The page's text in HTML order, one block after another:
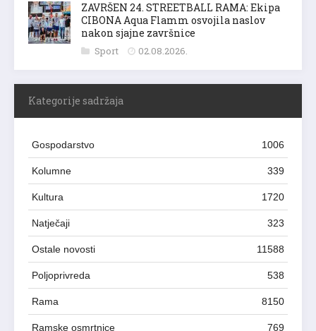
ZAVRŠEN 24. STREETBALL RAMA: Ekipa
CIBONA Aqua Flamm osvojila naslov
nakon sjajne završnice
Sport 02.08.2026.
Kategorije sadržaja
Gospodarstvo 1006
Kolumne 339
Kultura 1720
Natječaji 323
Ostale novosti 11588
Poljoprivreda 538
Rama 8150
Ramske osmrtnice 769